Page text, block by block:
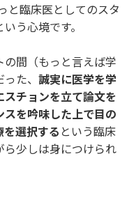
と臨床医としてのスタ
う心境です。
間（もっと言えば学
た、 誠実に医学を学
スチョンを立て論文を
を吟味した上で目の
を選択する という臨床
ら少しは身につけられ